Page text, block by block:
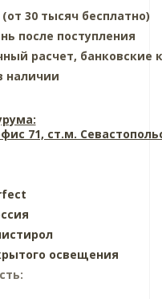
30 тысяч бесплатно)
после поступления
расчет, банковские
наличии
71, ст.м.
освещения